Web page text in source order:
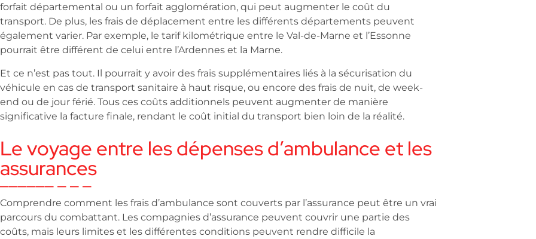
forfait départemental ou un forfait agglomération, qui peut augmenter le coût du
transport. De plus, les frais de déplacement entre les différents départements peuvent
également varier. Par exemple, le tarif kilométrique entre le Val-de-Marne et l’Essonne
pourrait être différent de celui entre l’Ardennes et la Marne.
Et ce n’est pas tout. Il pourrait y avoir des frais supplémentaires liés à la sécurisation du
véhicule en cas de transport sanitaire à haut risque, ou encore des frais de nuit, de week-
end ou de jour férié. Tous ces coûts additionnels peuvent augmenter de manière
significative la facture finale, rendant le coût initial du transport bien loin de la réalité.
Le voyage entre les dépenses d’ambulance et les
assurances
Comprendre comment les frais d’ambulance sont couverts par l’assurance peut être un vrai
parcours du combattant. Les compagnies d’assurance peuvent couvrir une partie des
coûts, mais leurs limites et les différentes conditions peuvent rendre difficile la